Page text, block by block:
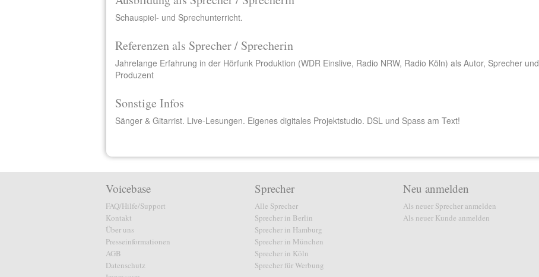
Schauspiel- und Sprechunterricht.
Referenzen als Sprecher / Sprecherin
Jahrelange Erfahrung in der Hörfunk Produktion (WDR Einslive, Radio NRW, Radio Köln) als Autor, Sprecher und
Produzent
Sonstige Infos
Sänger & Gitarrist. Live-Lesungen. Eigenes digitales Projektstudio. DSL und Spass am Text!
Voicebase
FAQ/Hilfe/Support
Kontakt
Über uns
Presseinformationen
AGB
Datenschutz
Sprecher
Alle Sprecher
Sprecher in Berlin
Sprecher in Hamburg
Sprecher in München
Sprecher in Köln
Sprecher für Werbung
Neu anmelden
Als neuer Sprecher anmelden
Als neuer Kunde anmelden